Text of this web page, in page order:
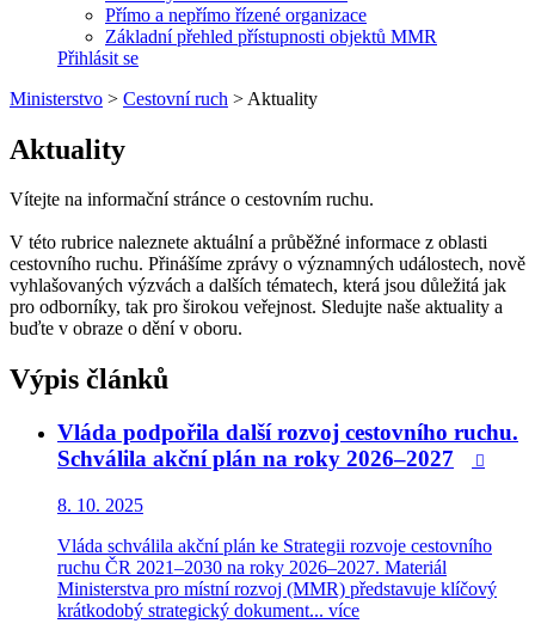
Přímo a nepřímo řízené organizace
Základní přehled přístupnosti objektů MMR
Přihlásit se
Ministerstvo > Cestovní ruch > Aktuality
Aktuality
Vítejte na informační stránce o cestovním ruchu.
V této rubrice naleznete aktuální a průběžné informace z oblasti
cestovního ruchu. Přinášíme zprávy o významných událostech, nově
vyhlašovaných výzvách a dalších tématech, která jsou důležitá jak
pro odborníky, tak pro širokou veřejnost. Sledujte naše aktuality a
buďte v obraze o dění v oboru.
Výpis článků
Vláda podpořila další rozvoj cestovního ruchu.
Schválila akční plán na roky 2026–2027

8. 10. 2025
Vláda schválila akční plán ke Strategii rozvoje cestovního
ruchu ČR 2021–2030 na roky 2026–2027. Materiál
Ministerstva pro místní rozvoj (MMR) představuje klíčový
krátkodobý strategický dokument... více